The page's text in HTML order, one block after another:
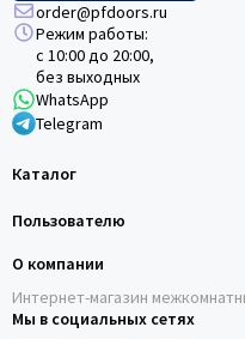
order@pfdoors.ru
Режим работы:
с 10:00 до 20:00,
без выходных
WhatsApp
Telegram
Каталог
Пользователю
О компании
Интернет-магазин
Мы в социальных сетях